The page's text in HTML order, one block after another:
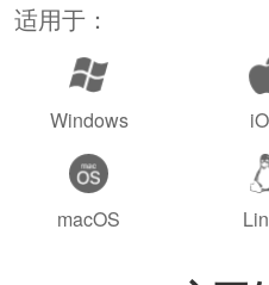
适用于：
Windows
macOS